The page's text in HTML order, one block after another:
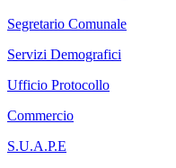
Segretario Comunale
Servizi Demografici
Ufficio Protocollo
Commercio
S.U.A.P.E